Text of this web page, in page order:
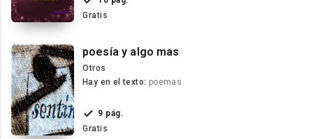
Gratis
poesía y algo mas
Otros
Hay en el texto: poemas
9 pág.
Gratis